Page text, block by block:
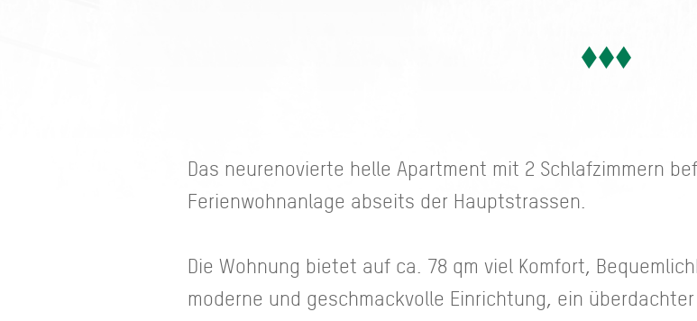
Das neurenovierte helle Apartment mit 2 Schlafzimmern
Ferienwohnanlage abseits der Hauptstrassen.
Die Wohnung bietet auf ca. 78 qm viel Komfort,
moderne und geschmackvolle Einrichtung, ein